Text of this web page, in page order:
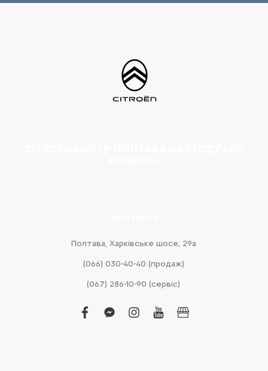
Полтава, Харківське шосе, 29а
(066) 030-40-40 (продаж)
(067) 286-10-90 (сервіс)
facebook
facebook-
instagram
youtubebusiness